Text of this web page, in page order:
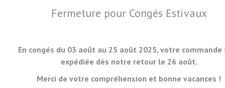
Fermeture pour Congés Estivaux
En congés du 03 août au 25 août 2025, votre commande
expédiée dès notre retour le 26 août.
Merci de votre compréhension et bonne vacances !